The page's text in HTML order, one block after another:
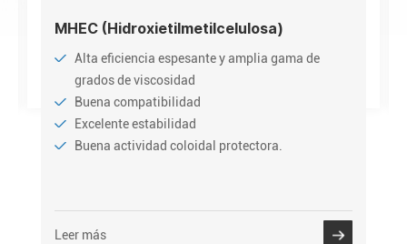
MHEC (Hidroxietilmetilcelulosa)
Alta eficiencia espesante y amplia gama de
grados de viscosidad
Buena compatibilidad
Excelente estabilidad
Buena actividad coloidal protectora.
Leer más